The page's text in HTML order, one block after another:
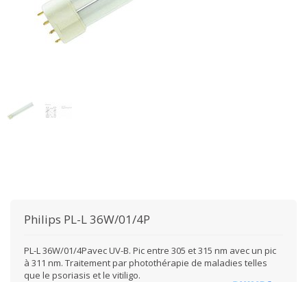
Philips PL-L 36W/01/4P
PL-L 36W/01/4Pavec UV-B. Pic entre 305 et 315 nm avec un pic
à 311 nm. Traitement par photothérapie de maladies telles
que le psoriasis et le vitiligo.